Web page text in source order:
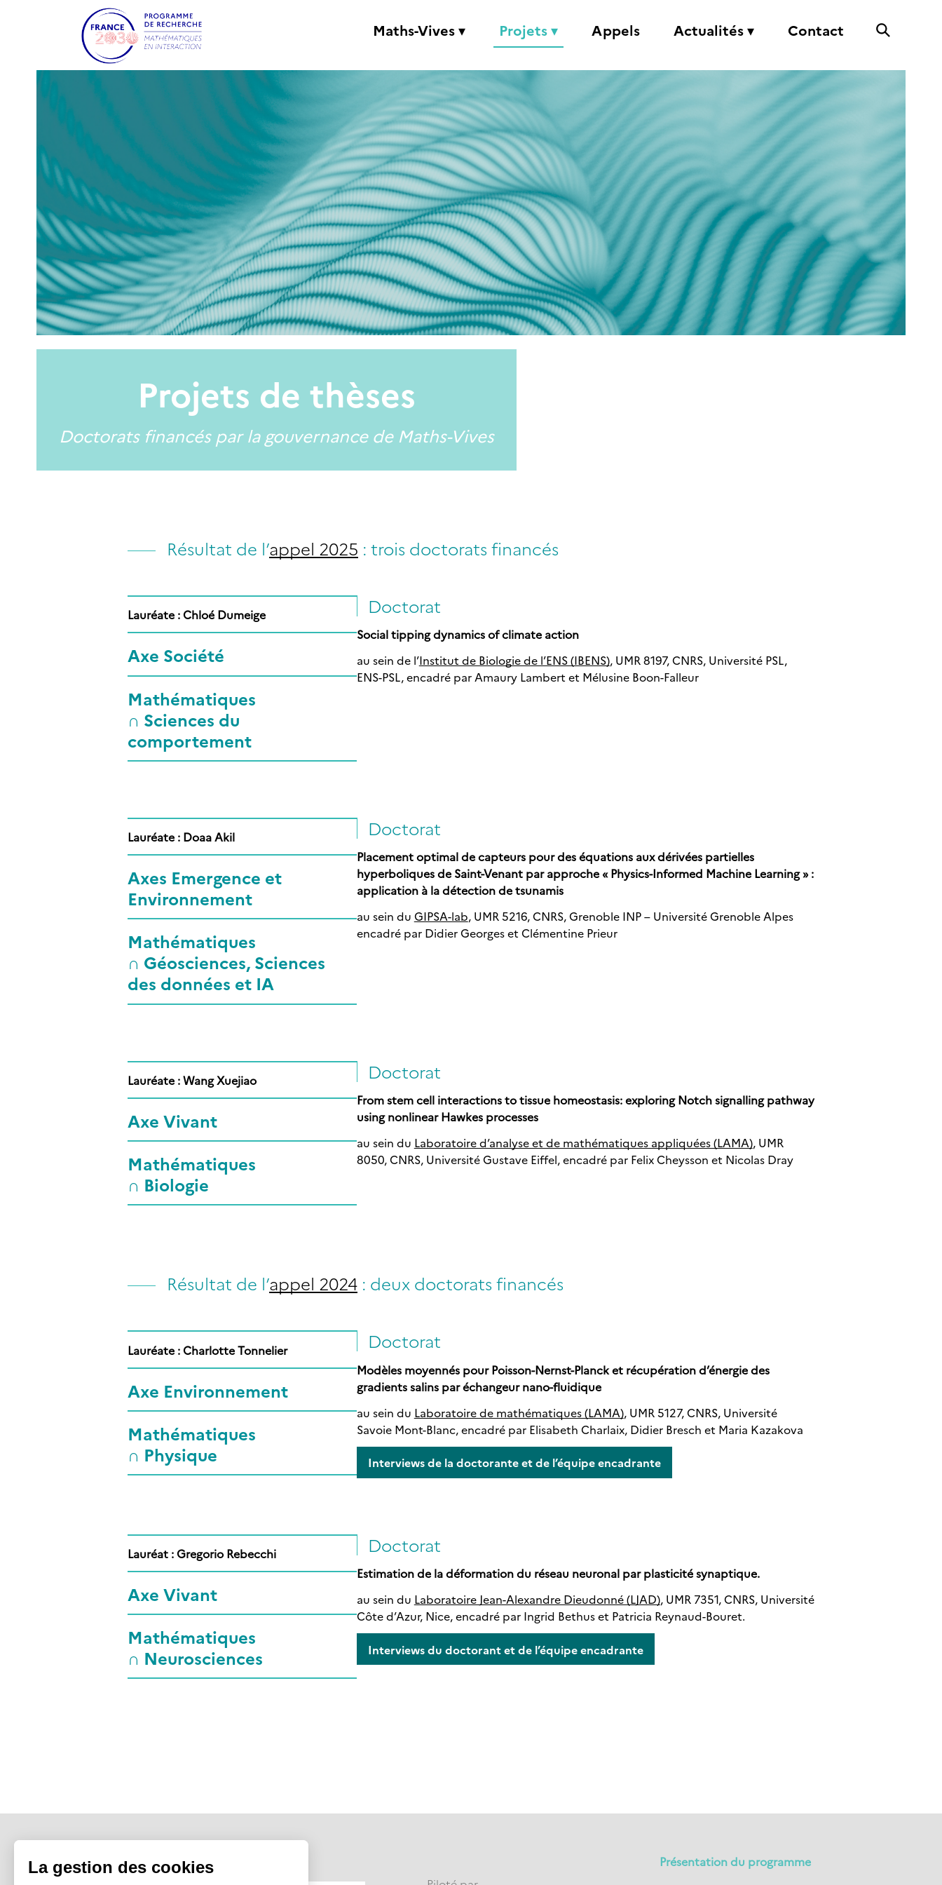
Maths-Vives ▾ Projets ▾ Appels Actualités ▾ Contact
Projets de thèses
Doctorats financés par la gouvernance de Maths-Vives
Résultat de l’appel 2025 : trois doctorats financés
Lauréate : Chloé Dumeige
Axe Société
Mathématiques
∩ Sciences du
comportement
Doctorat
Social tipping dynamics of climate action
au sein de l’Institut de Biologie de l’ENS (IBENS), UMR 8197, CNRS, Université PSL,
ENS-PSL, encadré par Amaury Lambert et Mélusine Boon-Falleur
Lauréate : Doaa Akil
Axes Emergence et
Environnement
Mathématiques
∩ Géosciences, Sciences
des données et IA
Doctorat
Placement optimal de capteurs pour des équations aux dérivées partielles
hyperboliques de Saint-Venant par approche « Physics-Informed Machine Learning » :
application à la détection de tsunamis
au sein du GIPSA-lab, UMR 5216, CNRS, Grenoble INP – Université Grenoble Alpes
encadré par Didier Georges et Clémentine Prieur
Lauréate : Wang Xuejiao
Axe Vivant
Mathématiques
∩ Biologie
Doctorat
From stem cell interactions to tissue homeostasis: exploring Notch signalling pathway
using nonlinear Hawkes processes
au sein du Laboratoire d’analyse et de mathématiques appliquées (LAMA), UMR
8050, CNRS, Université Gustave Eiffel, encadré par Felix Cheysson et Nicolas Dray
Résultat de l’appel 2024 : deux doctorats financés
Lauréate : Charlotte Tonnelier
Axe Environnement
Mathématiques
∩ Physique
Doctorat
Modèles moyennés pour Poisson-Nernst-Planck et récupération d’énergie des
gradients salins par échangeur nano-fluidique
au sein du Laboratoire de mathématiques (LAMA), UMR 5127, CNRS, Université
Savoie Mont-Blanc, encadré par Elisabeth Charlaix, Didier Bresch et Maria Kazakova
Interviews de la doctorante et de l’équipe encadrante
Lauréat : Gregorio Rebecchi
Axe Vivant
Mathématiques
∩ Neurosciences
Doctorat
Estimation de la déformation du réseau neuronal par plasticité synaptique.
au sein du Laboratoire Jean-Alexandre Dieudonné (LJAD), UMR 7351, CNRS, Université
Côte d’Azur, Nice, encadré par Ingrid Bethus et Patricia Reynaud-Bouret.
Interviews du doctorant et de l’équipe encadrante
Présentation du programme